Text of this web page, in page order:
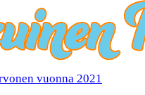
vuonna 2021